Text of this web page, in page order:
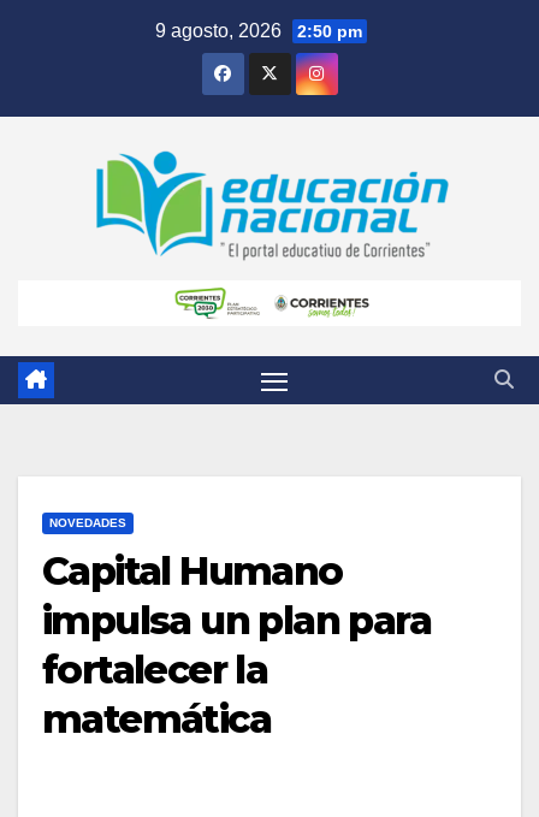
9 agosto, 2026 2:50 pm
NOVEDADES
Capital Humano
impulsa un plan para
fortalecer la
matemática